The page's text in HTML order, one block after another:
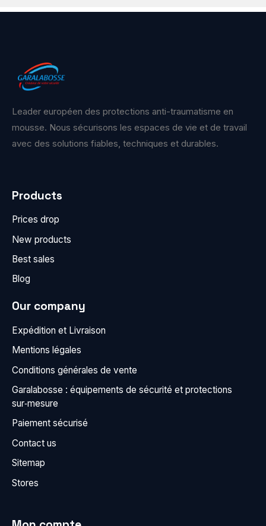
Leader européen des protections anti-traumatisme en
mousse. Nous sécurisons les espaces de vie et de travail
avec des solutions fiables, techniques et durables.
Products
Prices drop
New products
Best sales
Blog
Our company
Expédition et Livraison
Mentions légales
Conditions générales de vente
Garalabosse : équipements de sécurité et protections
sur‑mesure
Paiement sécurisé
Contact us
Sitemap
Stores